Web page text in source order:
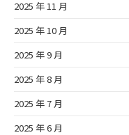
2025 年 11 月
2025 年 10 月
2025 年 9 月
2025 年 8 月
2025 年 7 月
2025 年 6 月